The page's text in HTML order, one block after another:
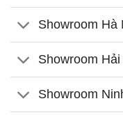
Showroom Hà
Showroom
Showroom